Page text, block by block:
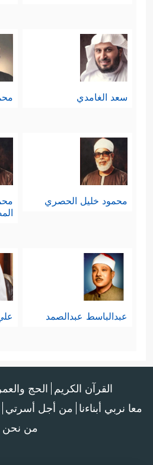
سعد الغامدي
محمود خليل الحصري
عبدالباسط عبدالصمد
القرآن الكريم الحج
معا نربي أبناءنا من أجل أسرتي
من نحن